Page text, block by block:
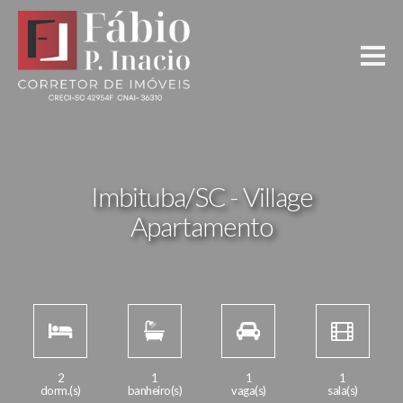
Imbituba/SC - Village
Apartamento
2
dorm.(s)
1
banheiro(s)
1
vaga(s)
1
sala(s)